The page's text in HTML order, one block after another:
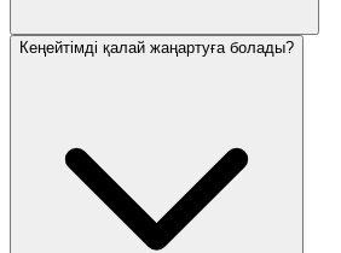
Кеңейтімді қалай жаңартуға болады?